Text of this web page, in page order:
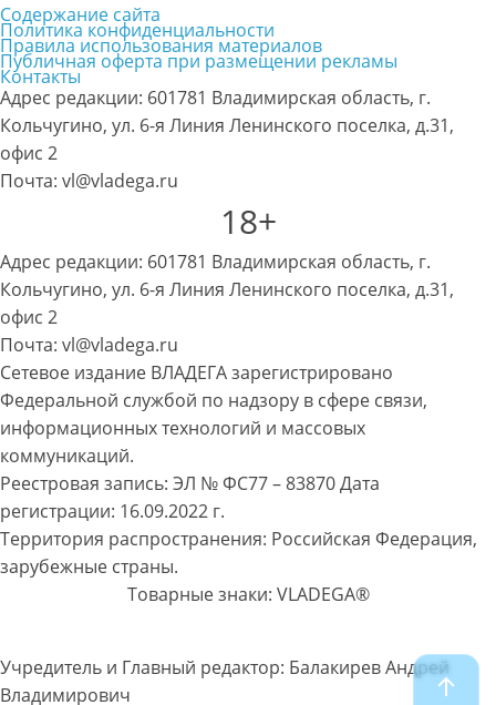
Содержание сайта
Политика конфиденциальности
Правила использования материалов
Публичная оферта при размещении рекламы
Контакты
Адрес редакции: 601781 Владимирская область, г.
Кольчугино, ул. 6-я Линия Ленинского поселка, д.31,
офис 2
Почта: vl@vladega.ru
18+
Адрес редакции: 601781 Владимирская область, г.
Кольчугино, ул. 6-я Линия Ленинского поселка, д.31,
офис 2
Почта: vl@vladega.ru
Сетевое издание ВЛАДЕГА зарегистрировано
Федеральной службой по надзору в сфере связи,
информационных технологий и массовых
коммуникаций.
Реестровая запись: ЭЛ № ФС77 – 83870 Дата
регистрации: 16.09.2022 г.
Территория распространения: Российская Федерация,
зарубежные страны.
Товарные знаки: VLADEGA®
Учредитель и Главный редактор: Балакирев Андрей
Владимирович